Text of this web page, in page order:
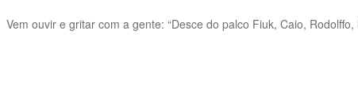
Vem ouvir e gritar com a gente: “Desce do palco Fiuk, Caio,